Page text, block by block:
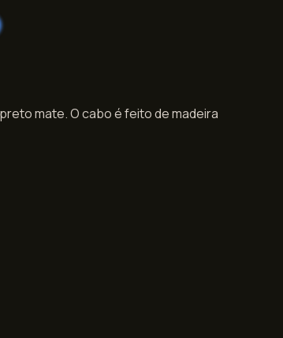
mate. O cabo é feito de madeira